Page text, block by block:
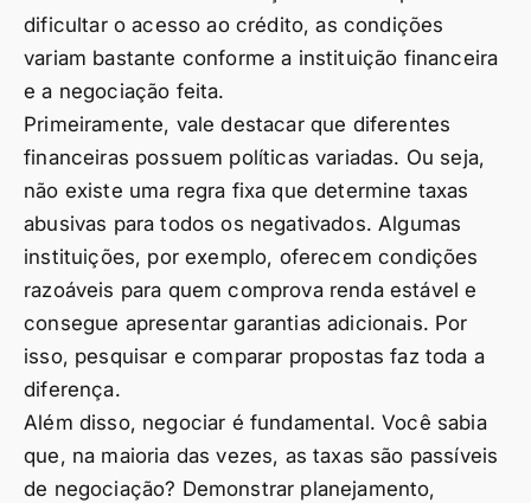
dificultar o acesso ao crédito, as condições
variam bastante conforme a instituição financeira
e a negociação feita.
Primeiramente, vale destacar que diferentes
financeiras possuem políticas variadas. Ou seja,
não existe uma regra fixa que determine taxas
abusivas para todos os negativados. Algumas
instituições, por exemplo, oferecem condições
razoáveis para quem comprova renda estável e
consegue apresentar garantias adicionais. Por
isso, pesquisar e comparar propostas faz toda a
diferença.
Além disso, negociar é fundamental. Você sabia
que, na maioria das vezes, as taxas são passíveis
de negociação? Demonstrar planejamento,